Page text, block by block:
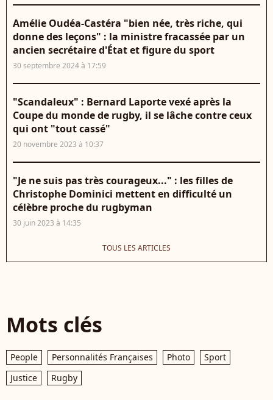
Amélie Oudéa-Castéra "bien née, très riche, qui
donne des leçons" : la ministre fracassée par un
ancien secrétaire d'État et figure du sport
30 septembre 2024 à 17:59
"Scandaleux" : Bernard Laporte vexé après la
Coupe du monde de rugby, il se lâche contre ceux
qui ont "tout cassé"
20 novembre 2023 à 10:37
"Je ne suis pas très courageux..." : les filles de
Christophe Dominici mettent en difficulté un
célèbre proche du rugbyman
30 juin 2023 à 14:35
TOUS LES ARTICLES
Mots clés
People Personnalités Françaises Photo
Sport
Justice
Rugby